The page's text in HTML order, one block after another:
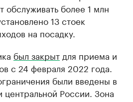
обслуживать более 1 млн
13 стоек
на посадку.
был закрыт для приема и
с 24 февраля 2022 года.
были введены в
центральной России. Зона